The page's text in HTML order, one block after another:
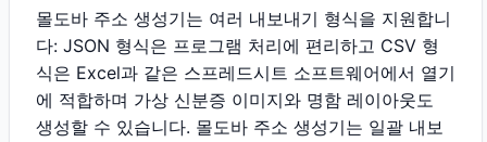
몰도바 주소 생성기는 여러 내보내기 형식을 지원합니
다: JSON 형식은 프로그램 처리에 편리하고 CSV 형
식은 Excel과 같은 스프레드시트 소프트웨어에서 열기
에 적합하며 가상 신분증 이미지와 명함 레이아웃도
생성할 수 있습니다. 몰도바 주소 생성기는 일괄 내보